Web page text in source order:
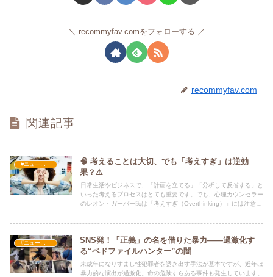
recommyfav.comをフォローする
recommyfav.com
関連記事
🧠 考えることは大切、でも「考えすぎ」は逆効
果？⚠️
日常生活やビジネスで、「計画を立てる」「分析して反省する」と
いった考えるプロセスはとても重要です。でも、心理カウンセラー
のレオン・ガーバー氏は「考えすぎ（Overthinking）」には注意が
SNS発！「正義」の名を借りた暴力――過激化す
る“ペドファイルハンター”の闇
未成年になりすまし性犯罪者を誘き出す手法が基本ですが、近年は
暴力的な演出が過激化。命の危険すらある事件も発生しています。